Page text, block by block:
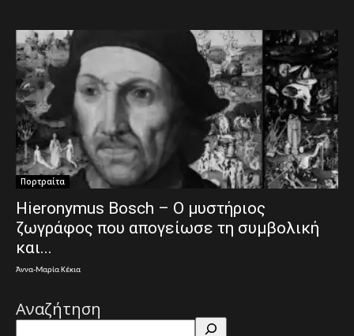
Πορτραίτα
Hieronymus Bosch – Ο μυστήριος
ζωγράφος που απογείωσε τη συμβολική
και...
Άννα-Μαρία Κέκια
Αναζήτηση